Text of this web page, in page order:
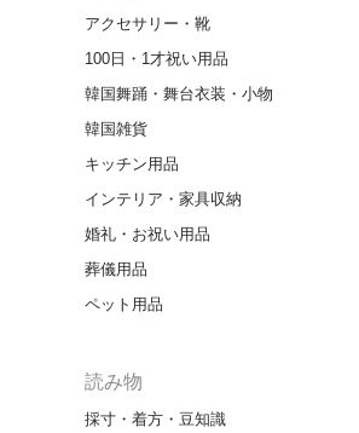
アクセサリー・靴
100日・1才祝い用品
韓国舞踊・舞台衣装・小物
韓国雑貨
キッチン用品
インテリア・家具収納
婚礼・お祝い用品
葬儀用品
ペット用品
読み物
採寸・着方・豆知識